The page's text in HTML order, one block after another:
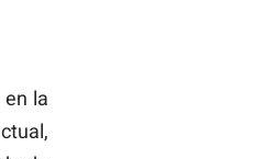
en la